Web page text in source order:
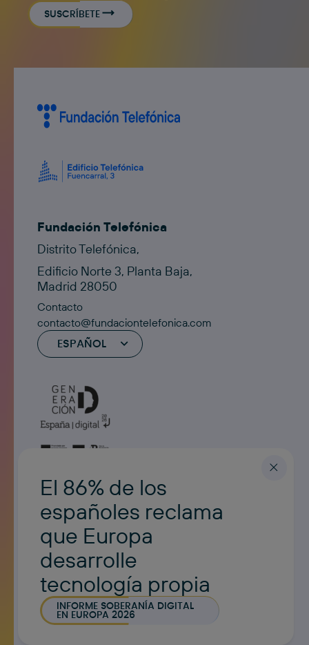
SUSCRÍBETE
Fundación Telefónica
Distrito Telefónica,
Edificio Norte 3, Planta Baja,
Madrid 28050
Contacto
contacto@fundaciontelefonica.com
ESPAÑOL
Noticias
El 86% de los
españoles reclama
que Europa
desarrolle
tecnología propia
INFORME SOBERANÍA DIGITAL
EN EUROPA 2026